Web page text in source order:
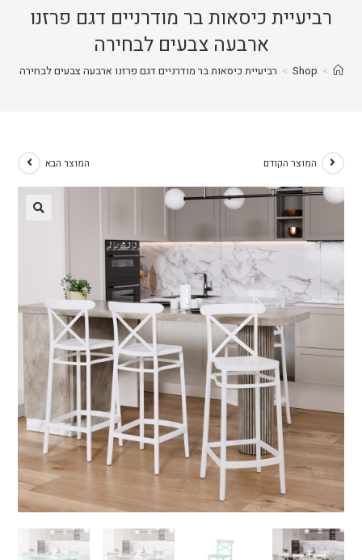
רביעיית כיסאות בר מודרניים דגם פרזנו
ארבעה צבעים לבחירה
>
Shop
> רביעיית כיסאות בר מודרניים דגם פרזנו ארבעה צבעים לבחירה
המוצר הקודם המוצר הבא